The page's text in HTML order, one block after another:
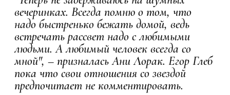
вечеринках. Всегда помню о том, что
надо быстренько бежать домой, ведь
встречать рассвет надо с любимыми
людьми. А любимый человек всегда со
мной", – призналась Ани Лорак. Егор Глеб
пока что свои отношения со звездой
предпочитает не комментировать.